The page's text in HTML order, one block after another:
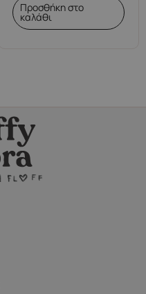
Προσθήκη στο
καλάθι